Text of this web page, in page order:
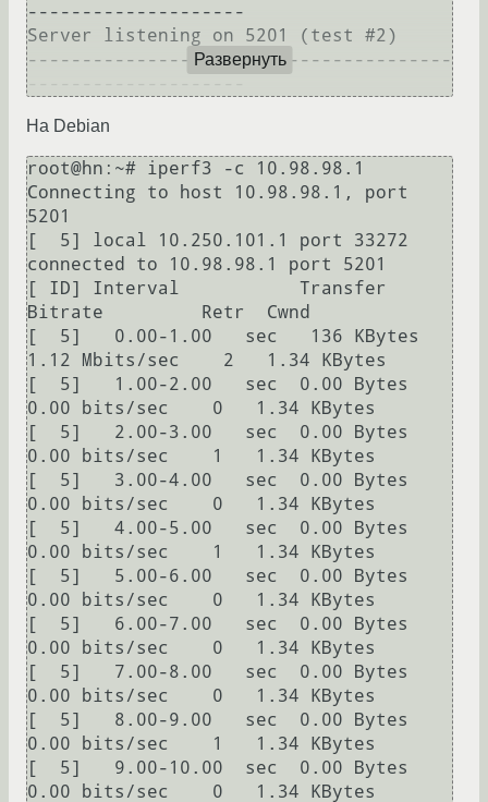
--------------------
Server listening on 5201 (test #2)
---------------------------------------
Развернуть
На Debian
root@hn:~# iperf3 -c 10.98.98.1
Connecting to host 10.98.98.1, port
5201
[  5] local 10.250.101.1 port 33272
connected to 10.98.98.1 port 5201
[ ID] Interval           Transfer
Bitrate         Retr  Cwnd
[  5]   0.00-1.00   sec   136 KBytes
1.12 Mbits/sec    2   1.34 KBytes
[  5]   1.00-2.00   sec  0.00 Bytes
0.00 bits/sec    0   1.34 KBytes
[  5]   2.00-3.00   sec  0.00 Bytes
0.00 bits/sec    1   1.34 KBytes
[  5]   3.00-4.00   sec  0.00 Bytes
0.00 bits/sec    0   1.34 KBytes
[  5]   4.00-5.00   sec  0.00 Bytes
0.00 bits/sec    1   1.34 KBytes
[  5]   5.00-6.00   sec  0.00 Bytes
0.00 bits/sec    0   1.34 KBytes
[  5]   6.00-7.00   sec  0.00 Bytes
0.00 bits/sec    0   1.34 KBytes
[  5]   7.00-8.00   sec  0.00 Bytes
0.00 bits/sec    0   1.34 KBytes
[  5]   8.00-9.00   sec  0.00 Bytes
0.00 bits/sec    1   1.34 KBytes
[  5]   9.00-10.00  sec  0.00 Bytes
0.00 bits/sec    0   1.34 KBytes